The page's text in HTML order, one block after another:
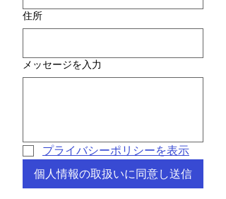
住所
メッセージを入力
プライバシーポリシーを表示
個人情報の取扱いに同意し送信